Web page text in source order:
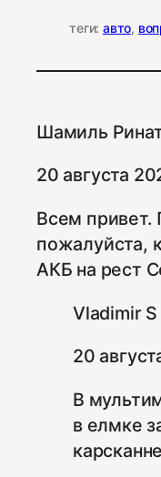
теги: авто,
Шамиль
20 августа
Всем привет.
пожалуйста,
АКБ на рест
Vladimir S
20
В
в елмке